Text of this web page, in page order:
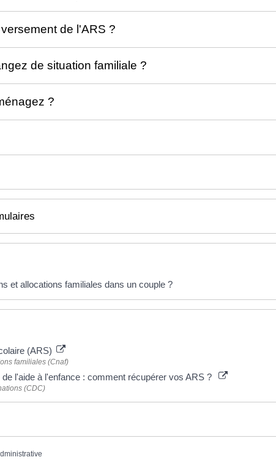
de l'ARS ?
de situation familiale ?
?
et allocations familiales dans un couple ?
(ARS)
familiales (Cnaf)
l'aide à l'enfance : comment récupérer vos ARS ?
(CDC)